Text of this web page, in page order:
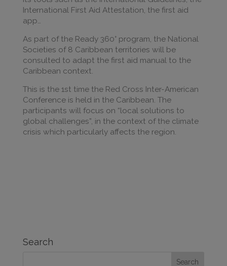
International First Aid Attestation, the first aid
app…
As part of the Ready 360° program, the National
Societies of 8 Caribbean territories will be
consulted to adapt the first aid manual to the
Caribbean context.
This is the 1st time the Red Cross Inter-American
Conference is held in the Caribbean. The
participants will focus on “local solutions to
global challenges”, in the context of the climate
crisis which particularly affects the region.
Search